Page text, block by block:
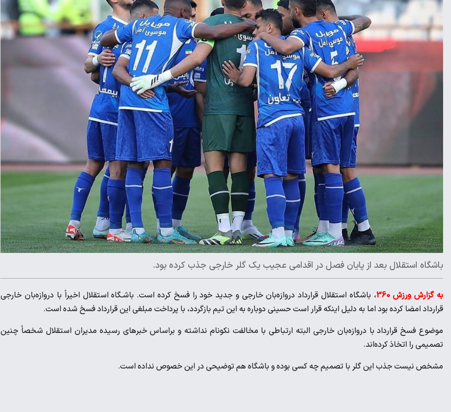
باشگاه استقلال بعد از پایان فصل در اقدامی عجیب یک گلر خارجی جذب کرده بود.
به گزارش ورزش 360
، باشگاه استقلال قرارداد دروازه‌بان خارجی و جدید خود را فسخ کرده است. باشـگاه استقلال اخیراً با دروازه‌بان خارجی
قرارداد امضا کرده بود اما به دلیل اینکه قرار است حسینی دوباره به این تیم بازگردد، با پرداخت مبلغی این قرارداد فسخ شده است.
موضوع فسخ قرارداد با دروازه‌بان خارجی البته ارتباطی با مخالفت نکونام نداشته و براساس خبرهای رسیده مدیران استقلال شخصاً چنین
تصمیمی را اتخاذ کرده‌اند.
مشخص نیست جذب این گلر با تصمیم چه کسی بوده و باشگاه هم توضیحی در این خصوص نداده است.